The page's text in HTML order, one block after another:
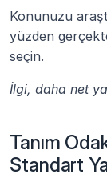
Konunuzu
yüzden
seçin.
İlgi, daha net
Tanım
Standart